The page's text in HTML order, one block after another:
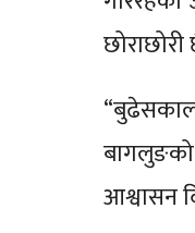
आश्वासन